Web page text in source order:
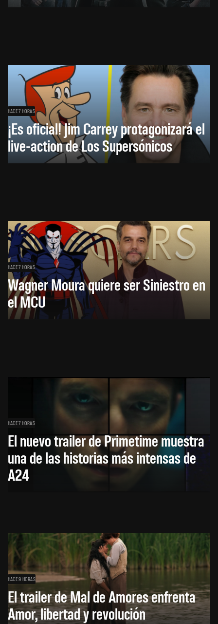
HACE 7 HORAS
¡Es oficial! Jim Carrey protagonizará el
live-action de Los Supersónicos
HACE 7 HORAS
Wagner Moura quiere ser Siniestro en
el MCU
HACE 7 HORAS
El nuevo trailer de Primetime muestra
una de las historias más intensas de
A24
HACE 9 HORAS
El trailer de Mal de Amores enfrenta
Amor, libertad y revolución